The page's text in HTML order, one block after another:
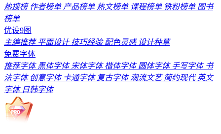
热搜榜作者榜单产品榜单热文榜单课程榜单铁粉榜单图书
榜单
优设9图
主编推荐平面设计技巧经验配色灵感设计种草
免费字体
推荐字体黑体字体宋体字体楷体字体圆体字体手写字体书
法字体创意字体卡通字体复古字体潮流文艺简约现代英文
字体日韩字体